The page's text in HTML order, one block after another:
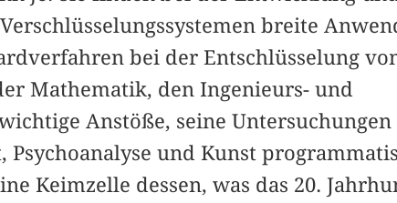
breite
bei der Entschlüsselung
Mathematik, den Ingenieurs- und
Anstöße, seine
Psychoanalyse und Kunst
Keimzelle dessen, was das 20.